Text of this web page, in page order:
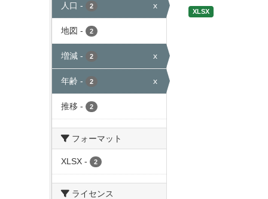
人口 - 2 x
地図 - 2
増減 - 2 x
年齢 - 2 x
推移 - 2
フォーマット
XLSX - 2
ライセンス
XLSX